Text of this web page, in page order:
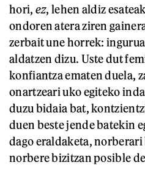
hori, ez, lehen aldiz
ondoren atera ziren
zerbait une horrek:
aldatzen dizu. Uste dut
konfiantza ematen duela,
onartzeari uko egiteko
duzu bidaia bat,
duen beste jende batekin
dago eraldaketa,
norbere bizitzan posible